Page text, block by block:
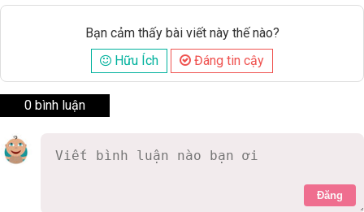
Bạn cảm thấy bài viết này thế nào?
Hữu Ích
Đáng tin cậy
0 bình luận
Đăng